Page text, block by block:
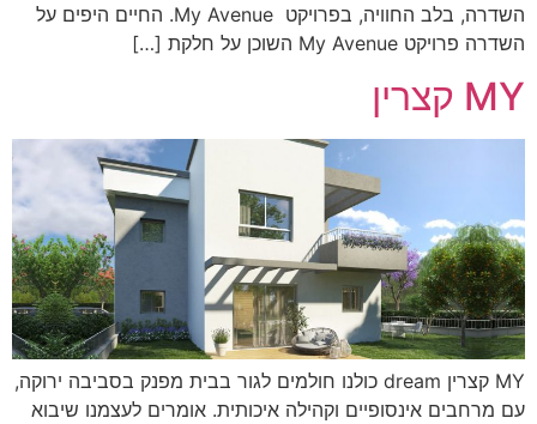
השדרה, בלב החוויה, בפרויקט My Avenue. החיים היפים על
השדרה פרויקט My Avenue השוכן על חלקת […]
MY קצרין
MY קצרין dream כולנו חולמים לגור בבית מפנק בסביבה ירוקה,
עם מרחבים אינסופיים וקהילה איכותית. אומרים לעצמנו שיבוא